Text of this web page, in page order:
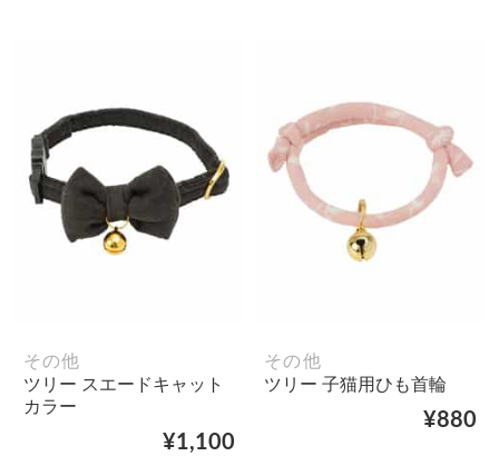
その他
ツリー スエードキャット
カラー
¥1,100
その他
ツリー 子猫用ひも首輪
¥880